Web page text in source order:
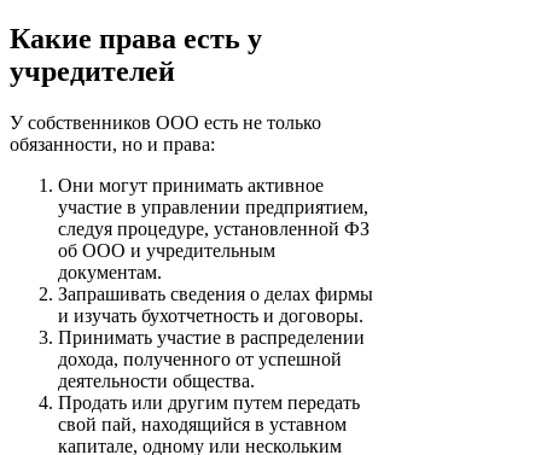
Какие права есть у
учредителей
У собственников ООО есть не только
обязанности, но и права:
Они могут принимать активное
участие в управлении предприятием,
следуя процедуре, установленной ФЗ
об ООО и учредительным
документам.
Запрашивать сведения о делах фирмы
и изучать бухотчетность и договоры.
Принимать участие в распределении
дохода, полученного от успешной
деятельности общества.
Продать или другим путем передать
свой пай, находящийся в уставном
капитале, одному или нескольким